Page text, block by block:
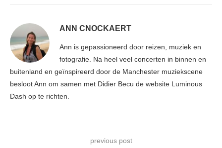
ANN CNOCKAERT
Ann is gepassioneerd door reizen, muziek en
fotografie. Na heel veel concerten in binnen en
buitenland en geïnspireerd door de Manchester muziekscene
besloot Ann om samen met Didier Becu de website Luminous
Dash op te richten.
previous post